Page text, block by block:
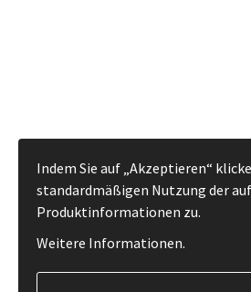
Indem Sie auf „Akzeptieren“
standardmäßigen Nutzung der
Produktinformationen zu.
Weitere Informationen.